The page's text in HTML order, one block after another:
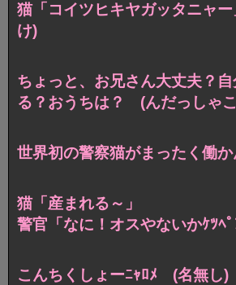
猫「コイツヒキヤガッタニャ
け)
ちょっと、お兄さん大丈夫？自
る？おうちは？ (んだっしゃ
世界初の警察猫がまったく働
猫「産まれる～」
警官「なに！オスやないかｹﾂ
こんちくしょーﾆｬﾛﾒ (名無し)